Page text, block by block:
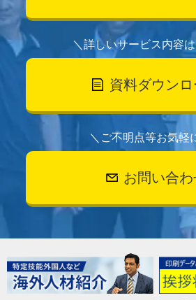
＼詳しいサービス内容
資料ダウンロ
＼ご不明点等お気軽
お問い合わ